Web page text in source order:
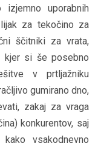
uporabnih
za tekočino za
ščitniki za vrata,
kjer si še posebno
v prtljažniku
gumirano dno,
zakaj za vraga
konkurentov, saj
vsakodnevno